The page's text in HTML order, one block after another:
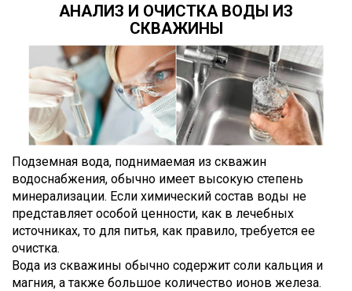
АНАЛИЗ И ОЧИСТКА ВОДЫ ИЗ
СКВАЖИНЫ
Подземная вода, поднимаемая из скважин
водоснабжения, обычно имеет высокую степень
минерализации. Если химический состав воды не
представляет особой ценности, как в лечебных
источниках, то для питья, как правило, требуется ее
очистка.
Вода из скважины обычно содержит соли кальция и
магния, а также большое количество ионов железа.